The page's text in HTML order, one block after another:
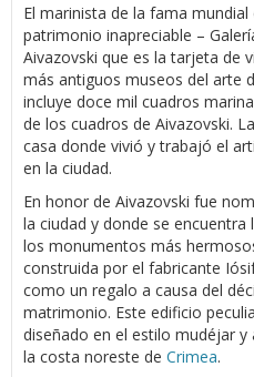
El marinista de la fama
patrimonio inapreciable –
Aivazovski que es la tarjeta de
más antiguos museos del arte
incluye doce mil cuadros
de los cuadros de Aivazovski.
casa donde vivió y trabajó el
en la ciudad.
En honor de Aivazovski fue
la ciudad y donde se
los monumentos más
construida por el fabricante
como un regalo a causa del
matrimonio. Este edificio
diseñado en el estilo mudéjar y
la costa noreste de Crimea.